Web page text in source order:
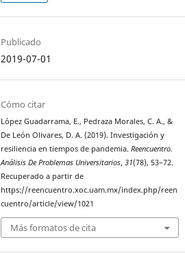
Publicado
2019-07-01
Cómo citar
López Guadarrama, E., Pedraza Morales, C. A., &
De León Olivares, D. A. (2019). Investigación y
resiliencia en tiempos de pandemia.Reencuentro.
Análisis De Problemas Universitarios,31(78), 53–72.
Recuperado a partir de
https://reencuentro.xoc.uam.mx/index.php/reen
cuentro/article/view/1021
Más formatos de cita